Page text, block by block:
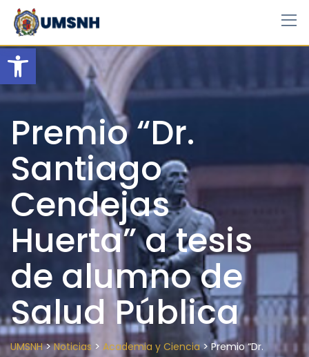
Open toolbar
Skip
content
Premio “Dr.
Santiago
Cendejas
Huerta” a tesis
de alumno de
Salud Pública
UMSNH>Noticias > Academia y Ciencia>Premio “Dr.